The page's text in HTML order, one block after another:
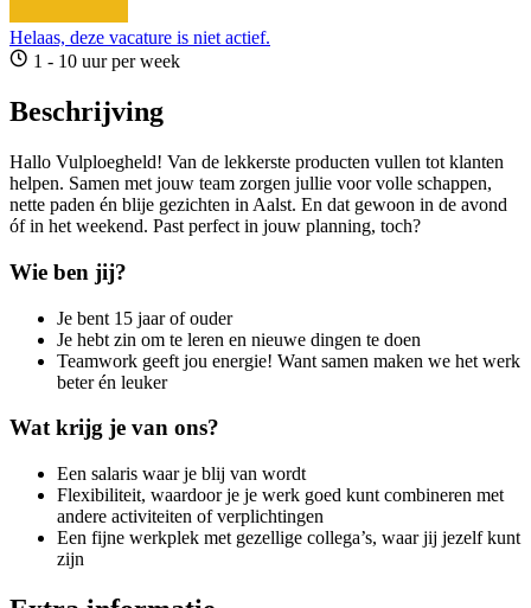
Helaas, deze vacature is niet actief.
1 - 10 uur per week
Beschrijving
Hallo Vulploegheld! Van de lekkerste producten vullen tot klanten
helpen. Samen met jouw team zorgen jullie voor volle schappen,
nette paden én blije gezichten in Aalst. En dat gewoon in de avond
óf in het weekend. Past perfect in jouw planning, toch?
Wie ben jij?
Je bent 15 jaar of ouder
Je hebt zin om te leren en nieuwe dingen te doen
Teamwork geeft jou energie! Want samen maken we het werk
beter én leuker
Wat krijg je van ons?
Een salaris waar je blij van wordt
Flexibiliteit, waardoor je je werk goed kunt combineren met
andere activiteiten of verplichtingen
Een fijne werkplek met gezellige collega’s, waar jij jezelf kunt
zijn